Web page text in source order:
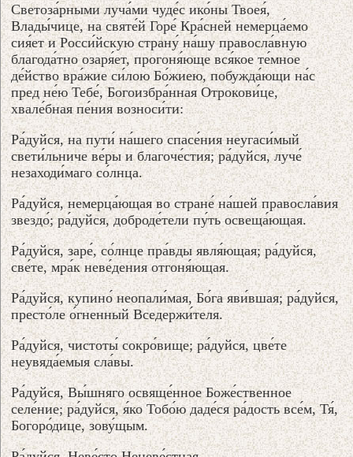
Светоза́рными луча́ми чуде́с ико́ны Твоея́,
Влады́чице, на святе́й Горе́ Кра́сней немерца́емо
сия́ет и Росси́йскую страну́ на́шу правосла́вную
благода́тно озаря́ет, прогоня́юще вся́кое те́мное
де́йство вра́жие си́лою Бо́жиею, побужда́ющи на́с
пред не́ю Тебе́, Богоизбра́нная Отрокови́це,
хвале́бная пе́ния возноси́ти:
Ра́дуйся, на пути́ на́шего спасе́ния неугаси́мый
свети́льниче ве́ры и благоче́стия; ра́дуйся, луче́
незаходи́маго со́лнца.
Ра́дуйся, немерца́ющая во стране́ на́шей правосла́вия
звездо́; ра́дуйся, доброде́тели пу́ть освеща́ющая.
Ра́дуйся, заре́, со́лнце пра́вды явля́ющая; ра́дуйся,
све́те, мра́к неве́дения отгоня́ющая.
Ра́дуйся, купино́ неопали́мая, Бо́га яви́вшая; ра́дуйся,
престо́ле о́гненный Вседержи́теля.
Ра́дуйся, чистоты́ сокро́вище; ра́дуйся, цве́те
неувяда́емыя сла́вы.
Ра́дуйся, Вы́шняго освяще́нное Боже́ственное
селе́ние; ра́дуйся, я́ко Тобо́ю даде́ся ра́дость все́м, Тя́,
Богоро́дице, зову́щым.